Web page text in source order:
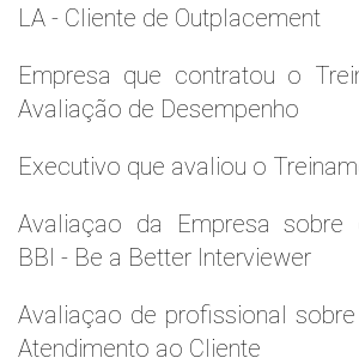
LA - Cliente de Outplacement
Empresa que contratou o
Avaliação de Desempenho
Executivo que avaliou o
Avaliaçao da Empresa sobre
BBI - Be a Better Interviewer
Avaliaçao de profissional
Atendimento ao Cliente